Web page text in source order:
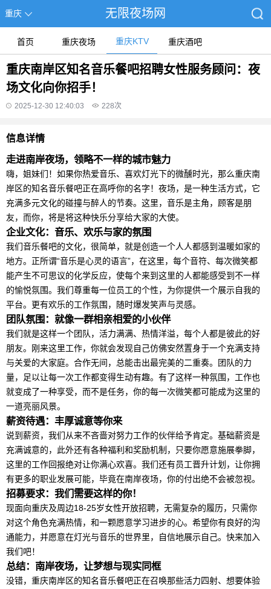
重庆 无限夜场网
首页 重庆夜场 重庆KTV 重庆酒吧
重庆南岸区知名音乐餐吧招聘女性服务顾问：夜
场文化向你招手！
2025-12-30 12:40:03 228次
信息详情
走进南岸夜场，领略不一样的城市魅力
嗨，姐妹们！如果你热爱音乐、喜欢灯光下的微醺时光，那么重庆南
岸区的知名音乐餐吧正在高呼你的名字！夜场，是一种生活方式，它
充满多元文化的碰撞与醉人的节奏。这里，音乐是主角，顾客是朋
友，而你，将是将这种快乐分享给大家的大使。
企业文化：音乐、欢乐与家的氛围
我们音乐餐吧的文化，很简单，就是创造一个人人都感到温暖如家的
地方。正所谓“音乐是心灵的语言”，在这里，每个音符、每次微笑都
能产生不可思议的化学反应，使每个来到这里的人都能感受到不一样
的愉悦氛围。我们尊重每一位员工的个性，为你提供一个展示自我的
平台。更有欢乐的工作氛围，随时爆发笑声与灵感。
团队氛围：就像一群相亲相爱的小伙伴
我们就是这样一个团队，活力满满、热情洋溢，每个人都是彼此的好
朋友。刚来这里工作，你就会发现自己仿佛安然置身于一个充满支持
与关爱的大家庭。合作无间，总能击出最完美的二重奏。团队的力
量，足以让每一次工作都变得生动有趣。有了这样一种氛围，工作也
就变成了一种享受，而不是任务，你的每一次微笑都可能成为这里的
一道亮丽风景。
薪资待遇：丰厚诚意等你来
说到薪资，我们从来不吝啬对努力工作的伙伴给予肯定。基础薪资是
充满诚意的，此外还有各种福利和奖励机制，只要你愿意施展拳脚，
这里的工作回报绝对让你满心欢喜。我们还有员工晋升计划，让你拥
有更多的职业发展可能，毕竟在南岸夜场，你的付出绝不会被忽视。
招募要求：我们需要这样的你！
现面向重庆及周边18-25岁女性开放招聘，无需复杂的履历，只需你
对这个角色充满热情，和一颗愿意学习进步的心。希望你有良好的沟
通能力，并愿意在灯光与音乐的世界里，自信地展示自己。快来加入
我们吧！
总结：南岸夜场，让梦想与现实同框
没错，重庆南岸区的知名音乐餐吧正在召唤那些活力四射、想要体验